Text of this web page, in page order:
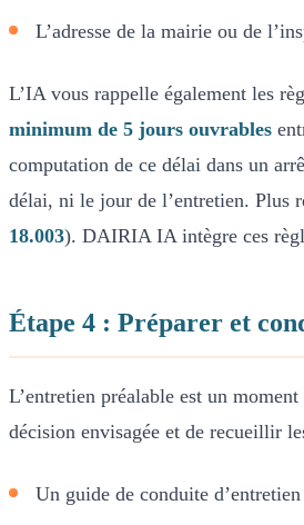
L’adresse de la mairie ou de
L’IA vous rappelle également les
minimum de 5 jours ouvrables
computation de ce délai dans un
délai, ni le jour de l’entretien. Plus
18.003). DAIRIA IA intègre ces
Étape 4 : Préparer et
L’entretien préalable est un
décision envisagée et de recueillir
Un guide de conduite